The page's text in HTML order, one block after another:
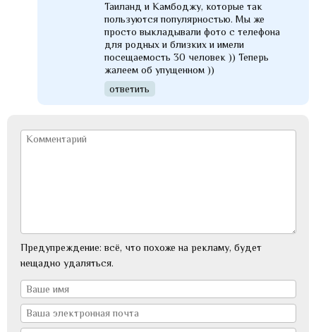
Таиланд и Камбоджу, которые так
пользуются популярностью. Мы же
просто выкладывали фото с телефона
для родных и близких и имели
посещаемость 30 человек )) Теперь
жалеем об упущенном ))
ответить
Предупреждение: всё, что похоже на рекламу, будет
нещадно удаляться.